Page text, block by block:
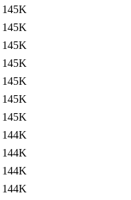
145K
145K
145K
145K
145K
145K
145K
144K
144K
144K
144K